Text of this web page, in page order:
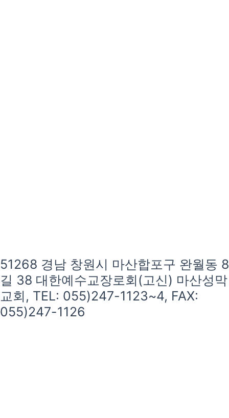
51268 경남 창원시 마산합포구 완월동 8
길 38 대한예수교장로회(고신) 마산성막
교회, TEL: 055)247-1123~4, FAX:
055)247-1126